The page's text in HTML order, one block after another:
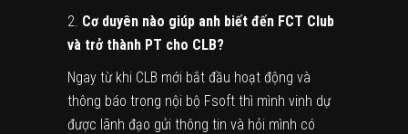
2. Cơ duyên nào giúp anh biết đến FCT Club
và trở thành PT cho CLB?
Ngay từ khi CLB mới bắt đầu hoạt động và
thông báo trong nội bộ Fsoft thì mình vinh dự
được lãnh đạo gửi thông tin và hỏi mình có